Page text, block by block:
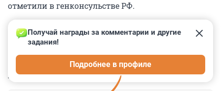
отметили в генконсульстве РФ.
КОММЕНТАРИИ 9
Получай награды за комментарии и другие
задания!
Подробнее в профиле